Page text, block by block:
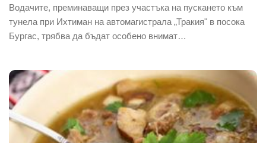
Водачите, преминаващи през участъка на пускането към
тунела при Ихтиман на автомагистрала „Тракия" в посока
Бургас, трябва да бъдат особено внимат…